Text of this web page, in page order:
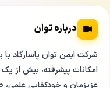
درباره توان
شرکت ایمن توان پاسارگاد
امکانات پیشرفته، بیش از
عزیزمان و خودکفایی